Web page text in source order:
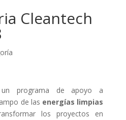
Cleantech
un programa de apoyo a
de las energías limpias
los proyectos en